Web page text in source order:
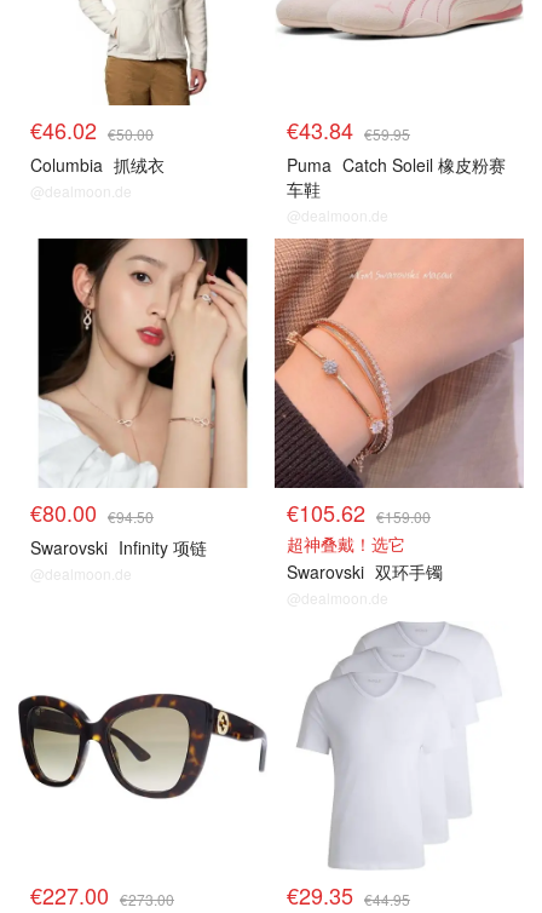
€46.02 €50.00
Columbia 抓绒衣
@dealmoon.de
€43.84 €59.95
Puma Catch Soleil 橡皮粉赛
车鞋
@dealmoon.de
€80.00 €94.50
Swarovski Infinity 项链
@dealmoon.de
€105.62 €159.00
超神叠戴！选它
Swarovski 双环手镯
@dealmoon.de
€227.00 €273.00 €29.35 €44.95